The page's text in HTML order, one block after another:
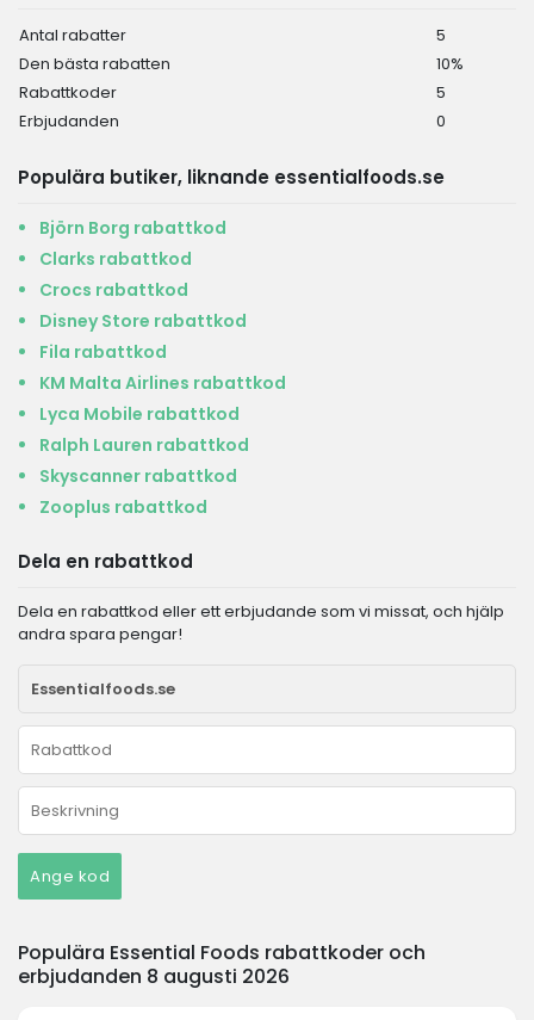
Antal rabatter
5
Den bästa rabatten
10%
Rabattkoder
5
Erbjudanden
0
Populära butiker, liknande essentialfoods.se
Björn Borg rabattkod
Clarks rabattkod
Crocs rabattkod
Disney Store rabattkod
Fila rabattkod
KM Malta Airlines rabattkod
Lyca Mobile rabattkod
Ralph Lauren rabattkod
Skyscanner rabattkod
Zooplus rabattkod
Dela en rabattkod
Dela en rabattkod eller ett erbjudande som vi missat, och hjälp
andra spara pengar!
Ange kod
Populära Essential Foods rabattkoder och
erbjudanden 8 augusti 2026